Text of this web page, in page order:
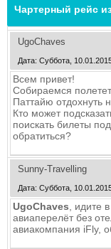
Чартерный рейс
UgoChaves
Дата: Суббота,
Всем привет!
Собираемся
Паттайю отдохнуть
Кто может
поискать билеты
обратиться?
Sunny-Travelling
Дата: Суббота,
UgoChaves , идите
авиаперелёт без
авиакомпания iFly,